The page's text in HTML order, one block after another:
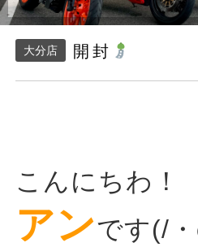
大分店 開封
こんにちわ！
アンです(/